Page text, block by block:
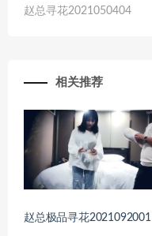
赵总寻花2021050404
相关推荐
赵总极品寻花2021092001